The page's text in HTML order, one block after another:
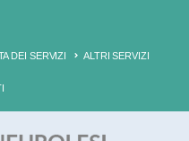
DEI SERVIZI ALTRI SERVIZI